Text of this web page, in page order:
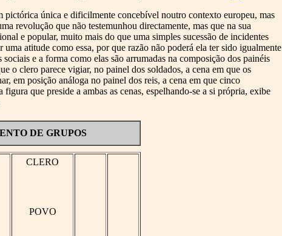
pictórica única e dificilmente concebível noutro contexto europeu, mas
revolução que não testemunhou directamente, mas que na sua
e popular, muito mais do que uma simples sucessão de incidentes
atitude como essa, por que razão não poderá ela ter sido igualmente
e a forma como elas são arrumadas na composição dos painéis
o clero parece vigiar, no painel dos soldados, a cena em que os
em posição análoga no painel dos reis, a cena em que cinco
que preside a ambas as cenas, espelhando-se a si própria, exibe
DE GRUPOS
CLERO
POVO